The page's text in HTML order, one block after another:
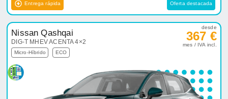
Entrega rápida Oferta destacada
Nissan Qashqai
DIG-T MHEV ACENTA 4×2
Micro-Híbrido ECO
desde
367 €
mes / IVA incl.